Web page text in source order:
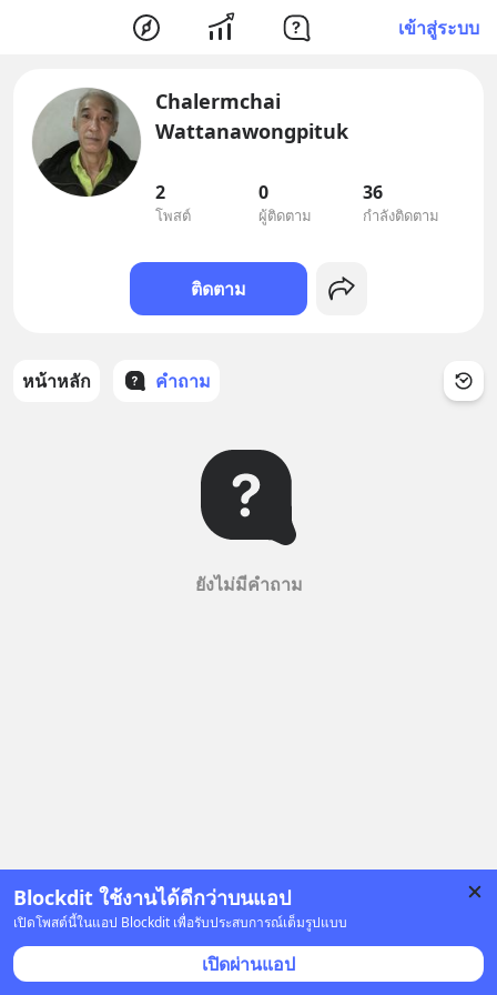
เข้าสู่ระบบ
Blockdit ใช้งานได้ดีกว่าบนแอป
เปิดโพสต์นี้ในแอป Blockdit เพื่อรับประสบการณ์เต็มรูปแบบ
เปิดผ่านแอป
Chalermchai
Wattanawongpituk
2
โพสต์
0
ผู้ติดตาม
36
กำลังติดตาม
ติดตาม
หน้าหลัก คำถาม
ยังไม่มีคำถาม